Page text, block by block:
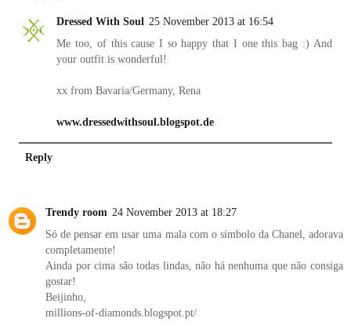
Dressed With Soul 25 November 2013 at 16:54
Me too, of this cause I so happy that I one this bag :) And
your outfit is wonderful!
xx from Bavaria/Germany, Rena
www.dressedwithsoul.blogspot.de
Reply
Trendy room 24 November 2013 at 18:27
Só de pensar em usar uma mala com o símbolo da Chanel, adorava
completamente!
Ainda por cima são todas lindas, não há nenhuma que não consiga
gostar!
Beijinho,
millions-of-diamonds.blogspot.pt/